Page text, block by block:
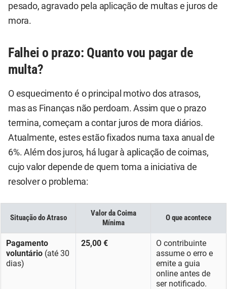
pesado, agravado pela aplicação de multas e juros de
mora.
Falhei o prazo: Quanto vou pagar de
multa?
O esquecimento é o principal motivo dos atrasos,
mas as Finanças não perdoam. Assim que o prazo
termina, começam a contar juros de mora diários.
Atualmente, estes estão fixados numa taxa anual de
6%. Além dos juros, há lugar à aplicação de coimas,
cujo valor depende de quem toma a iniciativa de
resolver o problema:
Situação do Atraso
Valor da Coima
Mínima
O que acontece
Pagamento
voluntário (até 30
dias)
25,00 €
O contribuinte
assume o erro e
emite a guia
online antes de
ser notificado.